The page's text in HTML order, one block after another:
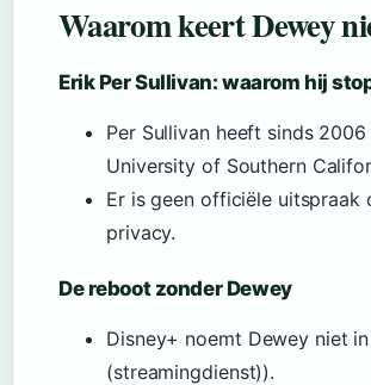
Waarom keert Dewey
Erik Per Sullivan: waarom hij
Per Sullivan heeft sinds
University of Southern
Er is geen officiële
privacy.
De reboot zonder Dewey
Disney+ noemt Dewey niet
(streamingdienst)).